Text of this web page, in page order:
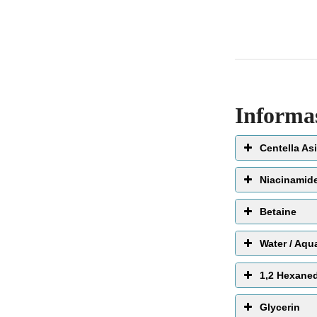
Centella
Betaine
Water /
1,2
Glycerin